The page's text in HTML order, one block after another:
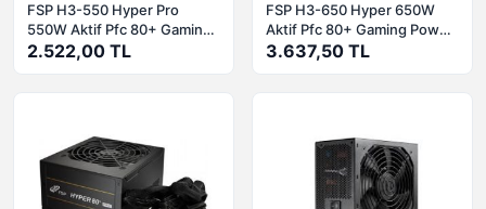
FSP H3-550 Hyper Pro
550W Aktif Pfc 80+ Gaming
Power Supply
2.522,00 TL
FSP H3-650 Hyper 650W
Aktif Pfc 80+ Gaming Power
Supply
3.637,50 TL